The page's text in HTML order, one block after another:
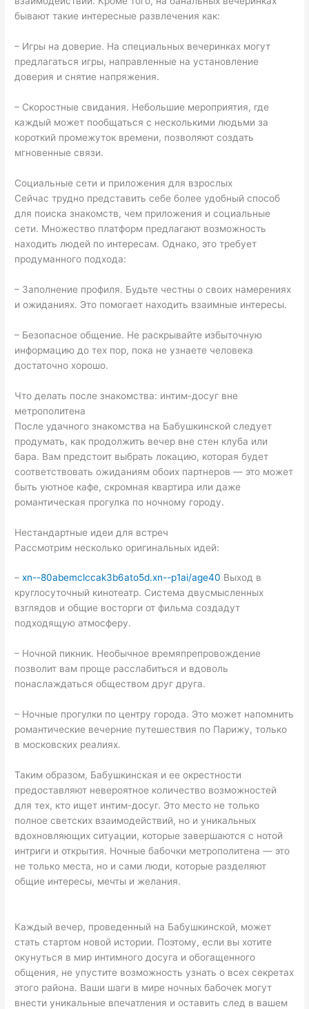
бывают такие интересные развлечения как:
– Игры на доверие. На специальных вечеринках могут
предлагаться игры, направленные на установление
доверия и снятие напряжения.
– Скоростные свидания. Небольшие мероприятия, где
каждый может пообщаться с несколькими людьми за
короткий промежуток времени, позволяют создать
мгновенные связи.
Социальные сети и приложения для взрослых
Сейчас трудно представить себе более удобный способ
для поиска знакомств, чем приложения и социальные
сети. Множество платформ предлагают возможность
находить людей по интересам. Однако, это требует
продуманного подхода:
– Заполнение профиля. Будьте честны о своих намерениях
и ожиданиях. Это помогает находить взаимные интересы.
– Безопасное общение. Не раскрывайте избыточную
информацию до тех пор, пока не узнаете человека
достаточно хорошо.
Что делать после знакомства: интим-досуг вне
метрополитена
После удачного знакомства на Бабушкинской следует
продумать, как продолжить вечер вне стен клуба или
бара. Вам предстоит выбрать локацию, которая будет
соответствовать ожиданиям обоих партнеров — это может
быть уютное кафе, скромная квартира или даже
романтическая прогулка по ночному городу.
Нестандартные идеи для встреч
Рассмотрим несколько оригинальных идей:
–xn--80abemclccak3b6ato5d.xn--p1ai/age40 Выход в
круглосуточный кинотеатр. Система двусмысленных
взглядов и общие восторги от фильма создадут
подходящую атмосферу.
– Ночной пикник. Необычное времяпрепровождение
позволит вам проще расслабиться и вдоволь
понаслаждаться обществом друг друга.
– Ночные прогулки по центру города. Это может напомнить
романтические вечерние путешествия по Парижу, только
в московских реалиях.
Таким образом, Бабушкинская и ее окрестности
предоставляют невероятное количество возможностей
для тех, кто ищет интим-досуг. Это место не только
полное светских взаимодействий, но и уникальных
вдохновляющих ситуации, которые завершаются с нотой
интриги и открытия. Ночные бабочки метрополитена — это
не только места, но и сами люди, которые разделяют
общие интересы, мечты и желания.
Каждый вечер, проведенный на Бабушкинской, может
стать стартом новой истории. Поэтому, если вы хотите
окунуться в мир интимного досуга и обогащенного
общения, не упустите возможность узнать о всех секретах
этого района. Ваши шаги в мире ночных бабочек могут
внести уникальные впечатления и оставить след в вашем